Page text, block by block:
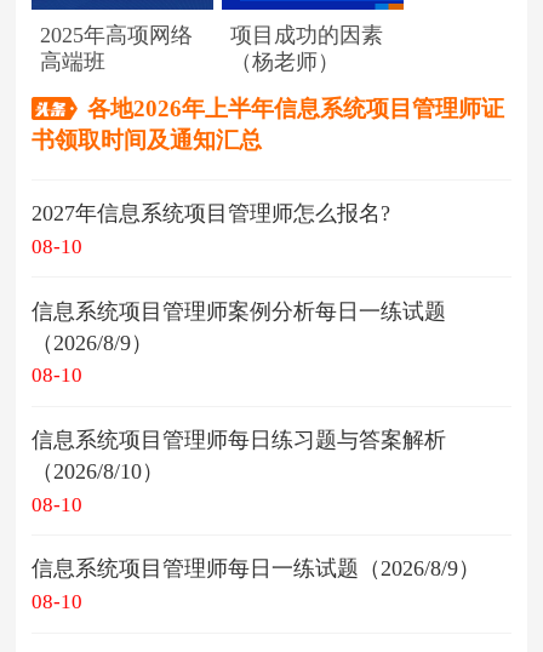
2025年高项网络
高端班
项目成功的因素
（杨老师）
各地2026年上半年信息系统项目管理师证
书领取时间及通知汇总
2027年信息系统项目管理师怎么报名?
08-10
信息系统项目管理师案例分析每日一练试题
（2026/8/9）
08-10
信息系统项目管理师每日练习题与答案解析
（2026/8/10）
08-10
信息系统项目管理师每日一练试题（2026/8/9）
08-10